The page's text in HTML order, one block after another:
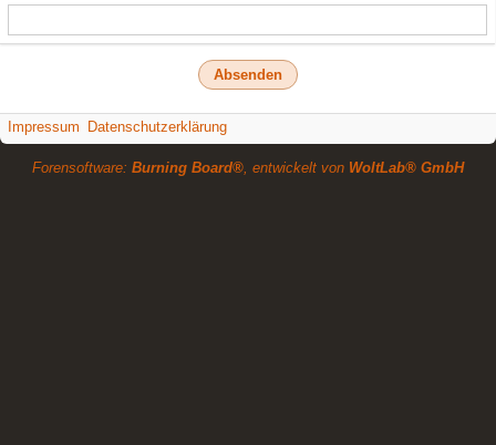
Impressum Datenschutzerklärung
Forensoftware: Burning Board®, entwickelt von WoltLab® GmbH